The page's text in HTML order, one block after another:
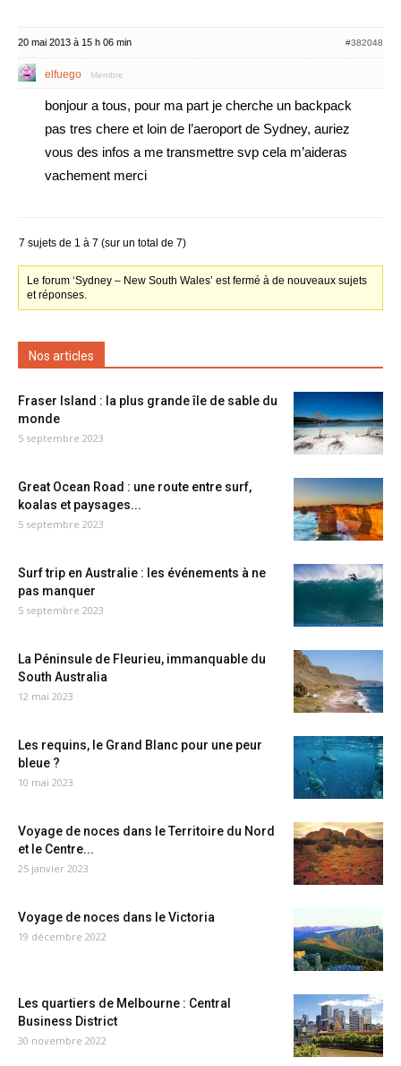
20 mai 2013 à 15 h 06 min #382048
elfuego Membre
bonjour a tous, pour ma part je cherche un backpack
pas tres chere et loin de l’aeroport de Sydney, auriez
vous des infos a me transmettre svp cela m’aideras
vachement merci
7 sujets de 1 à 7 (sur un total de 7)
Le forum ‘Sydney – New South Wales’ est fermé à de nouveaux sujets
et réponses.
Nos articles
Fraser Island : la plus grande île de sable du
monde
5 septembre 2023
Great Ocean Road : une route entre surf,
koalas et paysages...
5 septembre 2023
Surf trip en Australie : les événements à ne
pas manquer
5 septembre 2023
La Péninsule de Fleurieu, immanquable du
South Australia
12 mai 2023
Les requins, le Grand Blanc pour une peur
bleue ?
10 mai 2023
Voyage de noces dans le Territoire du Nord
et le Centre...
25 janvier 2023
Voyage de noces dans le Victoria
19 décembre 2022
Les quartiers de Melbourne : Central
Business District
30 novembre 2022